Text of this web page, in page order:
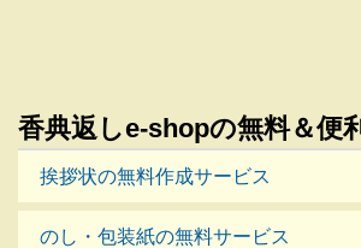
香典返しe-shopの無料＆便
挨拶状の無料作成サービス
のし・包装紙の無料サービス